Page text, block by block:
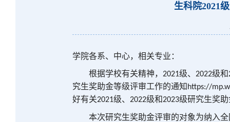
生科院2021
学院各系、中心，相关专业：
根据学校有关精神， 2021级、 2022级和
究生奖助金等级评审工作的通知 https://
好有关2021级、 2022级和2023级研究生奖
本次研究生奖助金评审的对象为纳入